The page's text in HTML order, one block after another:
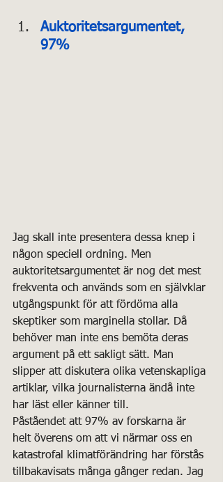
Auktoritetsargumentet,
97%
Jag skall inte presentera dessa knep i
någon speciell ordning. Men
auktoritetsargumentet är nog det mest
frekventa och används som en självklar
utgångspunkt för att fördöma alla
skeptiker som marginella stollar. Då
behöver man inte ens bemöta deras
argument på ett sakligt sätt. Man
slipper att diskutera olika vetenskapliga
artiklar, vilka journalisterna ändå inte
har läst eller känner till.
Påståendet att 97% av forskarna är
helt överens om att vi närmar oss en
katastrofal klimatförändring har förstås
tillbakavisats många gånger redan. Jag